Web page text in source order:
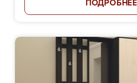
ПОДРОБНЕЕ